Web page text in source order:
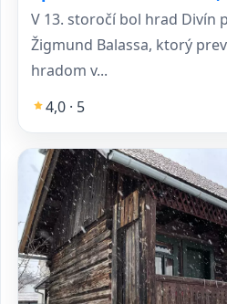
V 13. storočí bol hrad Divín
Žigmund Balassa, ktorý
hradom v...
4,0 · 5